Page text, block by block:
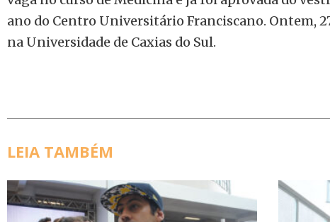
ano do Centro Universitário Franciscano. Ontem,
na Universidade de Caxias do Sul.
LEIA TAMBÉM